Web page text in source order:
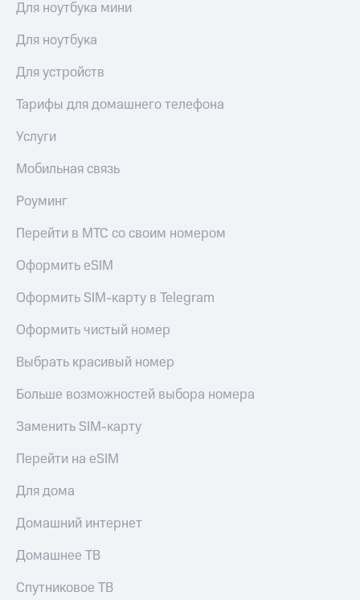
Для ноутбука мини
Для ноутбука
Для устройств
Тарифы для домашнего телефона
Услуги
Мобильная связь
Роуминг
Перейти в МТС со своим номером
Оформить eSIM
Оформить SIM-карту в Telegram
Оформить чистый номер
Выбрать красивый номер
Больше возможностей выбора номера
Заменить SIM-карту
Перейти на eSIM
Для дома
Домашний интернет
Домашнее ТВ
Спутниковое ТВ